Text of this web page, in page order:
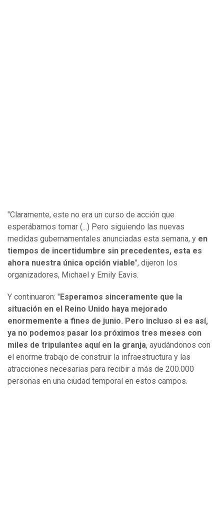
"Claramente, este no era un curso de acción que
esperábamos tomar (...) Pero siguiendo las nuevas
medidas gubernamentales anunciadas esta semana, y en
tiempos de incertidumbre sin precedentes, esta es
ahora nuestra única opción viable", dijeron los
organizadores, Michael y Emily Eavis.
Y continuaron: "Esperamos sinceramente que la
situación en el Reino Unido haya mejorado
enormemente a fines de junio. Pero incluso si es así,
ya no podemos pasar los próximos tres meses con
miles de tripulantes aquí en la granja, ayudándonos con
el enorme trabajo de construir la infraestructura y las
atracciones necesarias para recibir a más de 200.000
personas en una ciudad temporal en estos campos.